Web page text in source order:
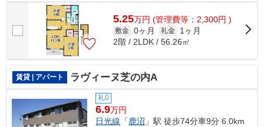
市内の物件です◎こちらの物件の詳細情報...
5.25万円 (管理費等：2,300円 )
敷金 0ヶ月 礼金
1ヶ月
2階 / 2LDK / 56.26㎡
賃貸 | アパート ラヴィーヌ芝の内A
礼0
6.9万円
日光線 「鹿沼 」駅 徒歩74分車9分 6.0km